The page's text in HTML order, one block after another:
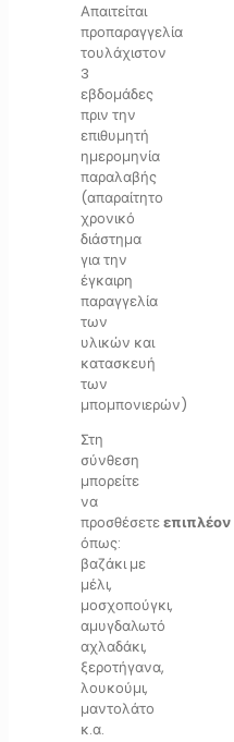
Απαιτείται
προπαραγγελία
τουλάχιστον
3
εβδομάδες
πριν την
επιθυμητή
ημερομηνία
παραλαβής
(απαραίτητο
χρονικό
διάστημα
για την
έγκαιρη
παραγγελία
των
υλικών και
κατασκευή
των
μπομπονιερών)
Στη
σύνθεση
μπορείτε
να
προσθέσετεεπιπλέον
όπως:
βαζάκι με
μέλι,
μοσχοπούγκι,
αμυγδαλωτό
αχλαδάκι,
ξεροτήγανα,
λουκούμι,
μαντολάτο
κ.α.